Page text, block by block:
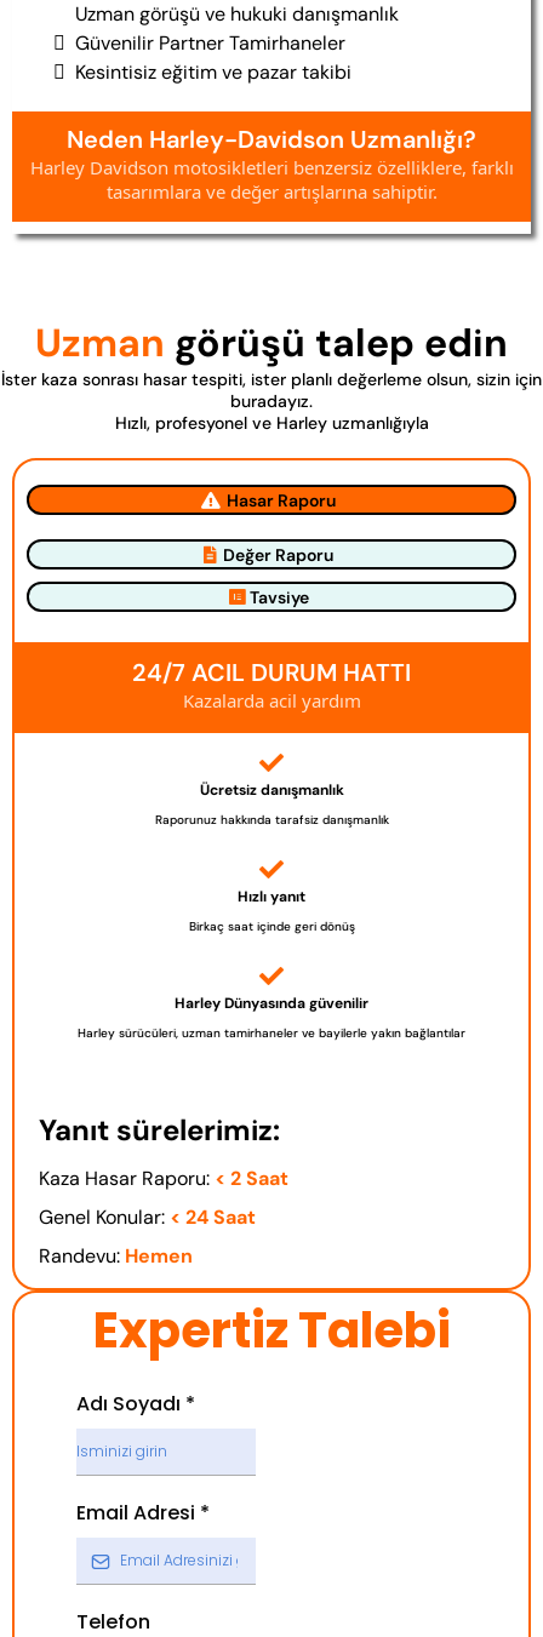
Uzman görüşü ve hukuki danışmanlık
Güvenilir Partner Tamirhaneler
Kesintisiz eğitim ve pazar takibi
Neden Harley-Davidson Uzmanlığı?
Harley Davidson motosikletleri benzersiz özelliklere, farklı
tasarımlara ve değer artışlarına sahiptir.
Uzman görüşü talep edin
İster kaza sonrası hasar tespiti, ister planlı değerleme olsun, sizin için
buradayız.
Hızlı, profesyonel ve Harley uzmanlığıyla
Hasar Raporu
Değer Raporu
Tavsiye
24/7 ACIL DURUM HATTI
Kazalarda acil yardım
Ücretsiz danışmanlık
Raporunuz hakkında tarafsiz danışmanlık
Hızlı yanıt
Birkaç saat içinde geri dönüş
Harley Dünyasında güvenilir
Harley sürücüleri, uzman tamirhaneler ve bayilerle yakın bağlantılar
Yanıt sürelerimiz:
Kaza Hasar Raporu: < 2 Saat
Genel Konular: < 24 Saat
Randevu: Hemen
Expertiz Talebi
Adı Soyadı *
Email Adresi *
Telefon